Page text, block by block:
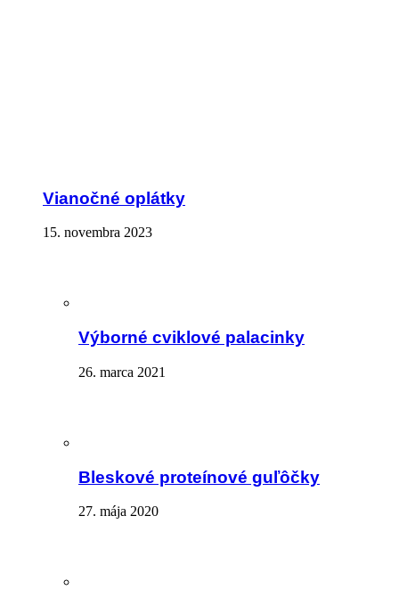
Vianočné oplátky
15. novembra 2023
Výborné cviklové palacinky
26. marca 2021
Bleskové proteínové guľôčky
27. mája 2020